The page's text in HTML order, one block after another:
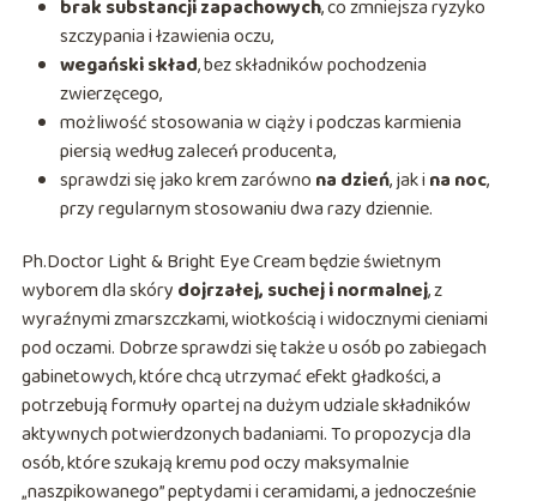
brak substancji zapachowych, co zmniejsza ryzyko
szczypania i łzawienia oczu,
wegański skład, bez składników pochodzenia
zwierzęcego,
możliwość stosowania w ciąży i podczas karmienia
piersią według zaleceń producenta,
sprawdzi się jako krem zarówno na dzień, jak i na noc,
przy regularnym stosowaniu dwa razy dziennie.
Ph.Doctor Light & Bright Eye Cream będzie świetnym
wyborem dla skóry dojrzałej, suchej i normalnej, z
wyraźnymi zmarszczkami, wiotkością i widocznymi cieniami
pod oczami. Dobrze sprawdzi się także u osób po zabiegach
gabinetowych, które chcą utrzymać efekt gładkości, a
potrzebują formuły opartej na dużym udziale składników
aktywnych potwierdzonych badaniami. To propozycja dla
osób, które szukają kremu pod oczy maksymalnie
„naszpikowanego” peptydami i ceramidami, a jednocześnie